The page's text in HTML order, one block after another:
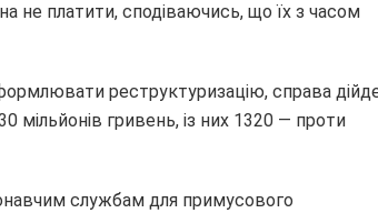
не платити, сподіваючись, що їх з часом
реструктуризацію, справа
мільйонів гривень, із них 1320 — проти
службам для примусового